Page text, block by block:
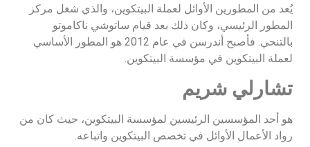
يُعد من المطورين الأوائل لعملة البيتكوين، والذي شغل مركز
المطور الرئيسي، وكان ذلك بعد قيام ساتوشي ناكاموتو
بالتنحي. فأصبح أندرسن في عام 2012 هو المطور الأساسي
لعملة البيتكوين في مؤسسة البيتكوين.
تشارلي شريم
هو أحد المؤسسين الرئيسين لمؤسسة البيتكوين، حيث كان من
رواد الأعمال الأوائل في تخصص البيتكوين واتباعه.